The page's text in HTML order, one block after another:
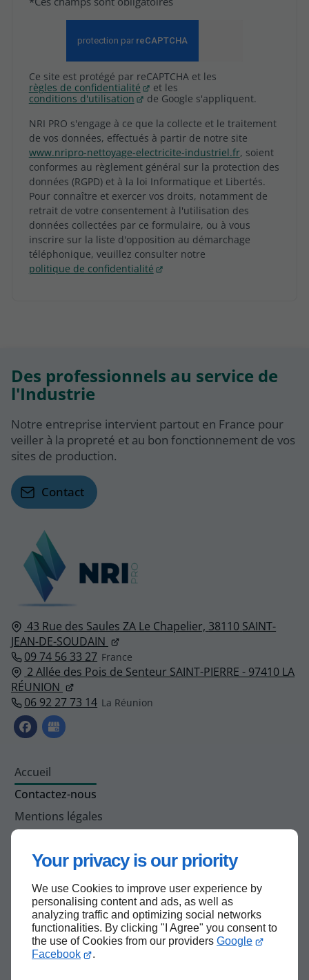
Your privacy is our priority
We use Cookies to improve user experience by
personalising content and ads, as well as
analyzing traffic and optimizing social networks
functionalities. By clicking "I Agree" you consent to
the use of Cookies from our providers Google
Facebook
.
Ce site est protégé par reCAPTCHA et les
règles de confidentialité
et les
conditions d'utilisation
de Google s'appliquent.
NRI PRO s'engage à ce que la collecte et le traitement
de vos données, effectués à partir de notre site
www.nripro-nettoyage-electricite-industriel.fr, soient
conformes au règlement général sur la protection des
données (RGPD) et à la loi Informatique et Libertés.
Pour connaître et exercer vos droits, notamment de
retrait de votre consentement à l'utilisation des
données collectées par ce formulaire, ou à vous
inscrire sur la liste d'opposition au démarchage
téléphonique, veuillez consulter notre
politique de confidentialité
43 Rue des Saules ZA Le Chapelier, 38110 SAINT-
JEAN-DE-SOUDAIN
09 74 56 33 27
2 Allée des Pois de Senteur SAINT-PIERRE - 97410 LA
RÉUNION
06 92 27 73 14
Accueil
Contactez-nous
Mentions légales
Des professionnels au service de
l'Industrie
Notre entreprise intervient partout en France pour
veiller à la propreté et au bon fonctionnement de vos
sites de production.
Contact
Haut de page